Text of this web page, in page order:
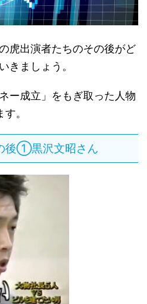
虎出演者たちのその後がど
きましょう。
ー成立」をもぎ取った人物
。
後①黒沢文昭さん